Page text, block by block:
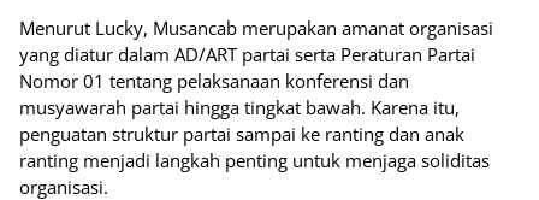
Menurut Lucky, Musancab merupakan amanat organisasi
yang diatur dalam AD/ART partai serta Peraturan Partai
Nomor 01 tentang pelaksanaan konferensi dan
musyawarah partai hingga tingkat bawah. Karena itu,
penguatan struktur partai sampai ke ranting dan anak
ranting menjadi langkah penting untuk menjaga soliditas
organisasi.